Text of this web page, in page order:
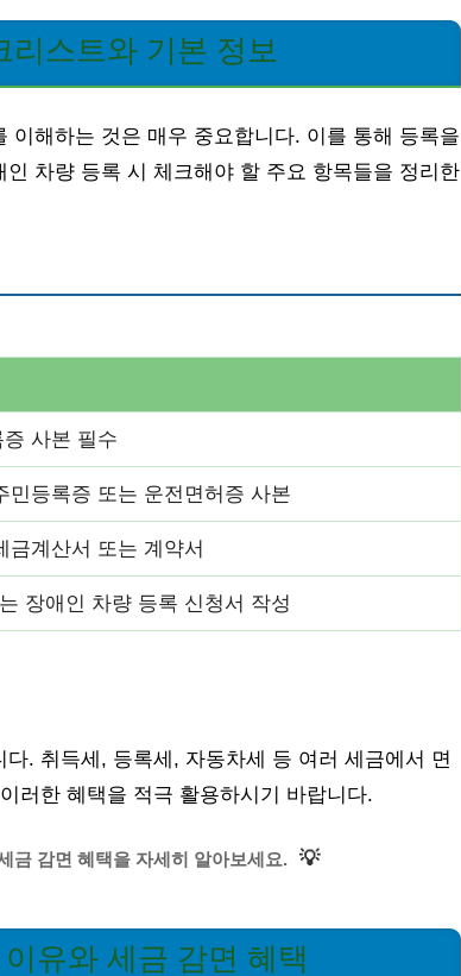
리스트와 기본 정보
해하는 것은 매우 중요합니다. 이를 통해 등록을
차량 등록 시 체크해야 할 주요 항목들을 정리한
사본 필수
민등록증 또는 운전면허증 사본
금계산서 또는 계약서
장애인 차량 등록 신청서 작성
. 취득세, 등록세, 자동차세 등 여러 세금에서 면
러한 혜택을 적극 활용하시기 바랍니다.
금 감면 혜택을 자세히 알아보세요. 💡
유와 세금 감면 혜택